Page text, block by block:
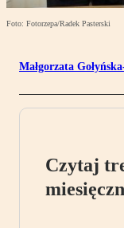
Foto: Fotorzepa/Radek Pasterski
Małgorzata
Czytaj